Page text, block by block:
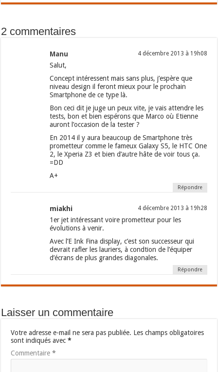
2 commentaires
Manu 4 décembre 2013 à 19h08
Salut,
Concept intéressent mais sans plus, j’espère que
niveau design il feront mieux pour le prochain
Smartphone de ce type là.
Bon ceci dit je juge un peux vite, je vais attendre les
tests, bon et bien espérons que Marco où Etienne
auront l’occasion de la tester ?
En 2014 il y aura beaucoup de Smartphone très
prometteur comme le fameux Galaxy S5, le HTC One
2, le Xperia Z3 et bien d’autre hâte de voir tous ça.
=DD
A+
Répondre
miakhi 4 décembre 2013 à 19h28
1er jet intéressant voire prometteur pour les
évolutions à venir.
Avec l’E Ink Fina display, c’est son successeur qui
devrait rafler les lauriers, à condtion de l’équiper
d’écrans de plus grandes diagonales.
Répondre
Laisser un commentaire
Votre adresse e-mail ne sera pas publiée. Les champs obligatoires
sont indiqués avec*
Commentaire*